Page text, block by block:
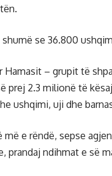
se 36.800
Hamasit – grupit të
prej 2.3 milionë të
ushqimi, uji dhe
më e rëndë, sepse
prandaj ndihmat e së